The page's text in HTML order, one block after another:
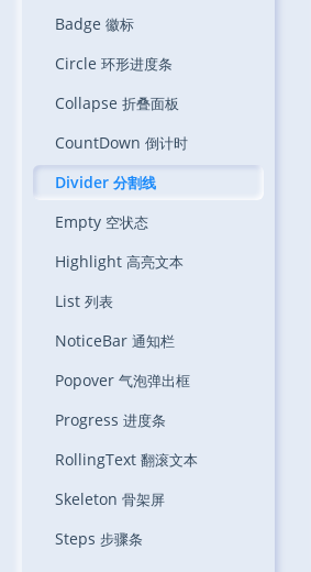
Badge 徽标
Circle 环形进度条
Collapse 折叠面板
CountDown 倒计时
Divider 分割线
Empty 空状态
Highlight 高亮文本
List 列表
NoticeBar 通知栏
Popover 气泡弹出框
Progress 进度条
RollingText 翻滚文本
Skeleton 骨架屏
Steps 步骤条